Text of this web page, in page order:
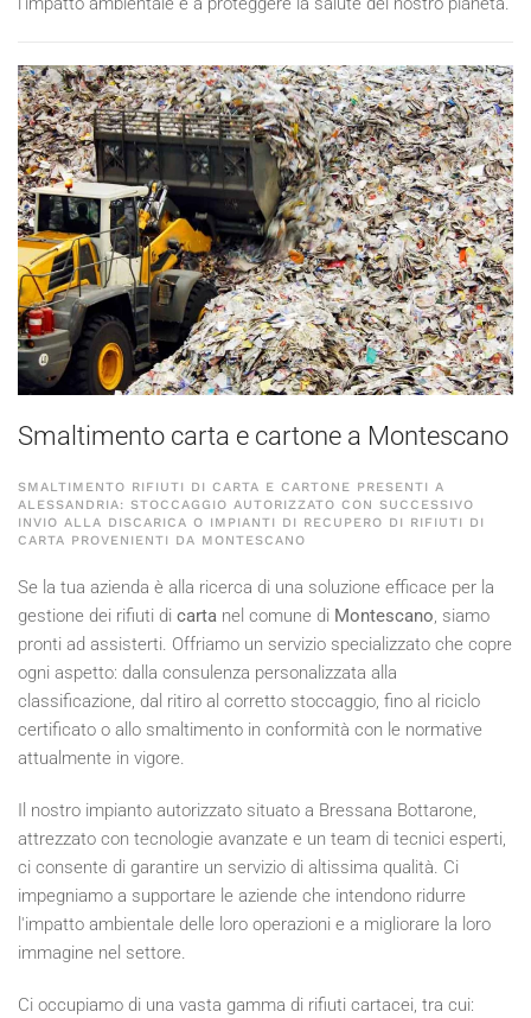
Smaltimento carta e cartone a Montescano
SMALTIMENTO RIFIUTI DI CARTA E CARTONE PRESENTI A
ALESSANDRIA: STOCCAGGIO AUTORIZZATO CON SUCCESSIVO
INVIO ALLA DISCARICA O IMPIANTI DI RECUPERO DI RIFIUTI DI
CARTA PROVENIENTI DA MONTESCANO
Se la tua azienda è alla ricerca di una soluzione efficace per la
gestione dei rifiuti di carta nel comune di Montescano, siamo
pronti ad assisterti. Offriamo un servizio specializzato che copre
ogni aspetto: dalla consulenza personalizzata alla
classificazione, dal ritiro al corretto stoccaggio, fino al riciclo
certificato o allo smaltimento in conformità con le normative
attualmente in vigore.
Il nostro impianto autorizzato situato a Bressana Bottarone,
attrezzato con tecnologie avanzate e un team di tecnici esperti,
ci consente di garantire un servizio di altissima qualità. Ci
impegniamo a supportare le aziende che intendono ridurre
l'impatto ambientale delle loro operazioni e a migliorare la loro
immagine nel settore.
Ci occupiamo di una vasta gamma di rifiuti cartacei, tra cui: